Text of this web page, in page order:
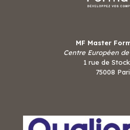
MF Master
Centre Européen
1 rue de
75008